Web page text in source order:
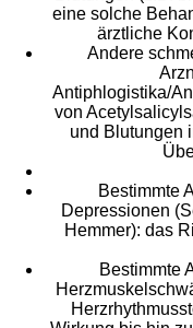
eine solche
ärztliche
Andere
Antiphlogistika/
von
und Blutungen
Bestimmte
Depressionen
Hemmer): das
Bestimmte